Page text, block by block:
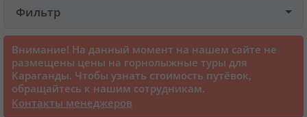
Круизы
Статьи
Фильтр
Внимание! На данный момент на нашем сайте не
размещены цены на горнолыжные туры для
Караганды. Чтобы узнать стоимость путёвок,
обращайтесь к нашим сотрудникам.
Контакты менеджеров